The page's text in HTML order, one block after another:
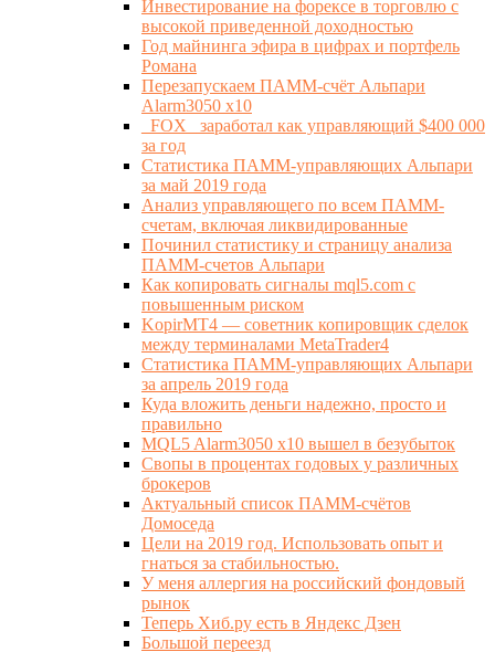
Инвестирование на форексе в торговлю с
высокой приведенной доходностью
Год майнинга эфира в цифрах и портфель
Романа
Перезапускаем ПАММ-счёт Альпари
Alarm3050 x10
_FOX_ заработал как управляющий $400 000
за год
Статистика ПАММ-управляющих Альпари
за май 2019 года
Анализ управляющего по всем ПАММ-
счетам, включая ликвидированные
Починил статистику и страницу анализа
ПАММ-счетов Альпари
Как копировать сигналы mql5.com с
повышенным риском
KopirMT4 — советник копировщик сделок
между терминалами MetaTrader4
Статистика ПАММ-управляющих Альпари
за апрель 2019 года
Куда вложить деньги надежно, просто и
правильно
MQL5 Alarm3050 x10 вышел в безубыток
Свопы в процентах годовых у различных
брокеров
Актуальный список ПАММ-счётов
Домоседа
Цели на 2019 год. Использовать опыт и
гнаться за стабильностью.
У меня аллергия на российский фондовый
рынок
Теперь Хиб.ру есть в Яндекс Дзен
Большой переезд